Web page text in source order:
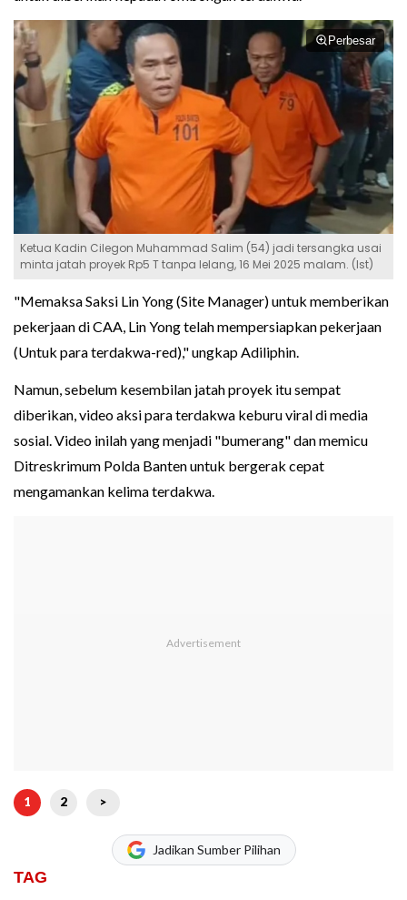
Perbesar
Ketua Kadin Cilegon Muhammad Salim (54) jadi tersangka usai
minta jatah proyek Rp5 T tanpa lelang, 16 Mei 2025 malam. (Ist)
"Memaksa Saksi Lin Yong (Site Manager) untuk memberikan
pekerjaan di CAA, Lin Yong telah mempersiapkan pekerjaan
(Untuk para terdakwa-red)," ungkap Adiliphin.
Namun, sebelum kesembilan jatah proyek itu sempat
diberikan, video aksi para terdakwa keburu viral di media
sosial. Video inilah yang menjadi "bumerang" dan memicu
Ditreskrimum Polda Banten untuk bergerak cepat
mengamankan kelima terdakwa.
1 2 >
Jadikan Sumber Pilihan
TAG